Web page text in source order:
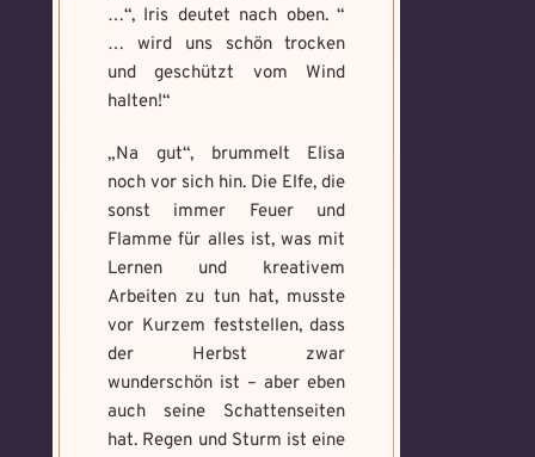
…“, Iris deutet nach oben. “
… wird uns schön trocken
und geschützt vom Wind
halten!“
„Na gut“, brummelt Elisa
noch vor sich hin. Die Elfe, die
sonst immer Feuer und
Flamme für alles ist, was mit
Lernen und kreativem
Arbeiten zu tun hat, musste
vor Kurzem feststellen, dass
der Herbst zwar
wunderschön ist – aber eben
auch seine Schattenseiten
hat. Regen und Sturm ist eine